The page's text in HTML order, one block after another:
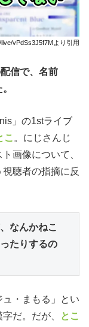
vPdSs3J5f7Mより引用
信で、名前
」の1stライブ
こ 。にじさんじ
画像について、
聴者の指摘に反
なんかねこ
たりするの
・まもる」とい
だ。だが、
とこ